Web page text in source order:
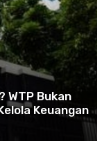
WTP Bukan
Keuangan